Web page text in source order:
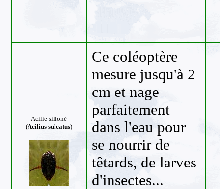
Acilie silloné
(Acilius sulcatus)
Ce coléoptère
mesure jusqu'à 2
cm et nage
parfaitement
dans l'eau pour
se nourrir de
têtards, de larves
d'insectes...